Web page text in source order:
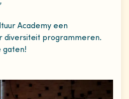
Academy een
diversiteit programmeren.
gaten!